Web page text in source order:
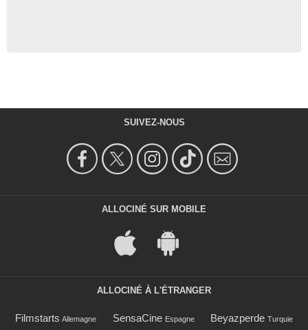
SUIVEZ-NOUS
ALLOCINÉ SUR MOBILE
ALLOCINÉ À L'ÉTRANGER
Filmstarts Allemagne SensaCine Espagne Beyazperde Turquie